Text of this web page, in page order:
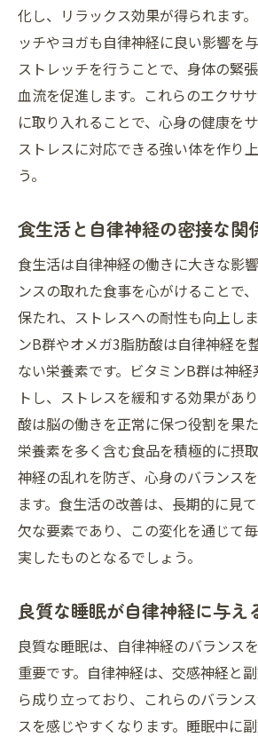
化し、リラックス効果が得られます
ッチやヨガも自律神経に良い影響を
ストレッチを行うことで、身体の緊
血流を促進します。これらのエクサ
に取り入れることで、心身の健康を
ストレスに対応できる強い体を作り
う。
食生活と自律神経の密接な関
食生活は自律神経の働きに大きな影
ンスの取れた食事を心がけることで
保たれ、ストレスへの耐性も向上し
ンB群やオメガ3脂肪酸は自律神経を
ない栄養素です。ビタミンB群は神
トし、ストレスを緩和する効果があ
酸は脳の働きを正常に保つ役割を果
栄養素を多く含む食品を積極的に摂
神経の乱れを防ぎ、心身のバランス
ます。食生活の改善は、長期的に見
欠な要素であり、この変化を通じて
実したものとなるでしょう。
良質な睡眠が自律神経に与え
良質な睡眠は、自律神経のバランス
重要です。自律神経は、交感神経と
ら成り立っており、これらのバラン
スを感じやすくなります。睡眠中に